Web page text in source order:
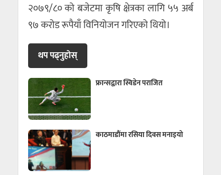
२०७९/८० को बजेटमा कृषि क्षेत्रका लागि ५५ अर्ब
९७ करोड रूपैयाँ विनियोजन गरिएको थियो।
थप पढ्नुहाेस्
फ्रान्सद्वारा स्विडेन पराजित
काठमाडौंमा रसिया दिवस मनाइयो